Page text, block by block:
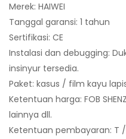
Merek: HAIWEI
Tanggal garansi: 1 tahun
Sertifikasi: CE
Instalasi dan debugging:
insinyur tersedia.
Paket: kasus / film kayu
Ketentuan harga: FOB
lainnya dll.
Ketentuan pembayaran: T /